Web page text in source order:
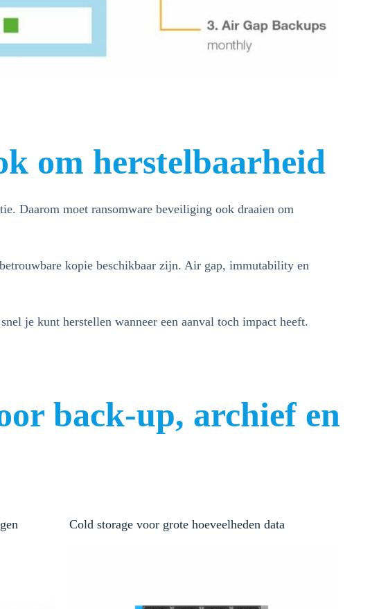
om herstelbaarheid
Daarom moet ransomware beveiliging ook draaien om
kopie beschikbaar zijn. Air gap, immutability en
je kunt herstellen wanneer een aanval toch impact heeft.
back-up, archief en
Cold storage voor grote hoeveelheden data